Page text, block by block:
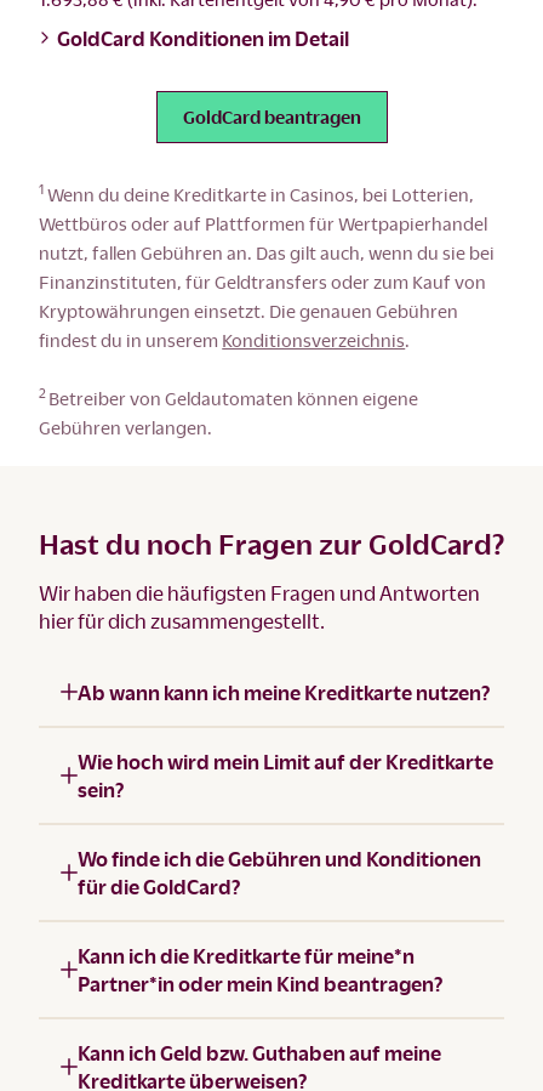
GoldCard Konditionen im Detail
GoldCard beantragen
1Wenn du deine Kreditkarte in Casinos, bei Lotterien,
Wettbüros oder auf Plattformen für Wertpapierhandel
nutzt, fallen Gebühren an. Das gilt auch, wenn du sie bei
Finanzinstituten, für Geldtransfers oder zum Kauf von
Kryptowährungen einsetzt. Die genauen Gebühren
findest du in unserem Konditionsverzeichnis
2 Betreiber von Geldautomaten können eigene
Gebühren verlangen.
Hast du noch Fragen zur GoldCard?
Wir haben die häufigsten Fragen und Antworten
hier für dich zusammengestellt.
Ab wann kann ich meine Kreditkarte nutzen?
Wie hoch wird mein Limit auf der Kreditkarte
sein?
Wo finde ich die Gebühren und Konditionen
für die GoldCard?
Kann ich die Kreditkarte für meine*n
Partner*in oder mein Kind beantragen?
Kann ich Geld bzw. Guthaben auf meine
Kreditkarte überweisen?